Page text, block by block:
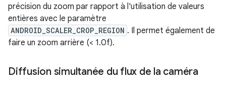
précision du zoom par rapport à l'utilisation de valeurs
entières avec le paramètre
ANDROID_SCALER_CROP_REGION . Il permet également de
faire un zoom arrière (< 1.0f).
Diffusion simultanée du flux de la caméra